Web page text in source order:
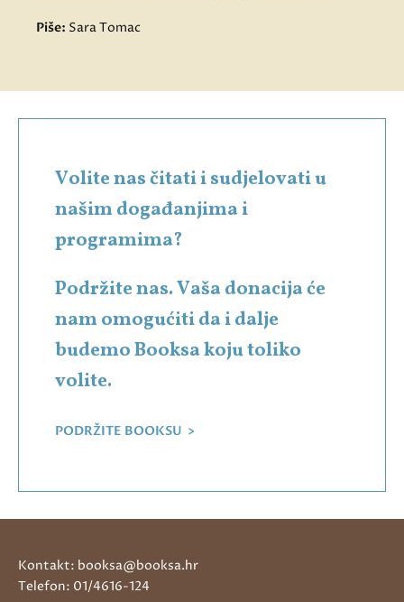
Piše: Sara Tomac
Volite nas čitati i sudjelovati u
našim događanjima i
programima?
Podržite nas. Vaša donacija će
nam omogućiti da i dalje
budemo Booksa koju toliko
volite.
PODRŽITE BOOKSU >
Kontakt: booksa@booksa.hr
Telefon: 01/4616-124